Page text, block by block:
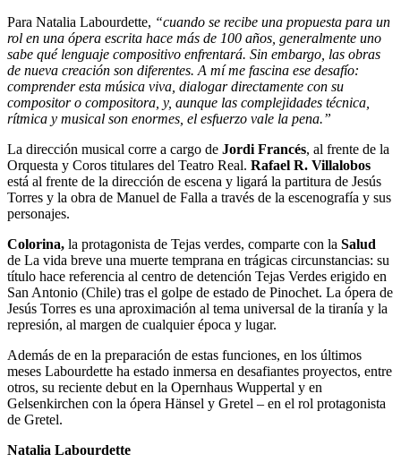
Para Natalia Labourdette, “cuando se recibe una propuesta para un
rol en una ópera escrita hace más de 100 años, generalmente uno
sabe qué lenguaje compositivo enfrentará. Sin embargo, las obras
de nueva creación son diferentes. A mí me fascina ese desafío:
comprender esta música viva, dialogar directamente con su
compositor o compositora, y, aunque las complejidades técnica,
rítmica y musical son enormes, el esfuerzo vale la pena.”
La dirección musical corre a cargo de Jordi Francés, al frente de la
Orquesta y Coros titulares del Teatro Real. Rafael R. Villalobos
está al frente de la dirección de escena y ligará la partitura de Jesús
Torres y la obra de Manuel de Falla a través de la escenografía y sus
personajes.
Colorina, la protagonista de Tejas verdes, comparte con la Salud
de La vida breve una muerte temprana en trágicas circunstancias: su
título hace referencia al centro de detención Tejas Verdes erigido en
San Antonio (Chile) tras el golpe de estado de Pinochet. La ópera de
Jesús Torres es una aproximación al tema universal de la tiranía y la
represión, al margen de cualquier época y lugar.
Además de en la preparación de estas funciones, en los últimos
meses Labourdette ha estado inmersa en desafiantes proyectos, entre
otros, su reciente debut en la Opernhaus Wuppertal y en
Gelsenkirchen con la ópera Hänsel y Gretel – en el rol protagonista
de Gretel.
Natalia Labourdette